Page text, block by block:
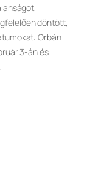
döntött,
Orbán
3-án és